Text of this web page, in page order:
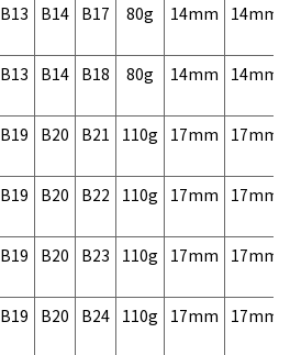
B13 B14 B17 80g 14mm 14mm
B13 B14 B18 80g 14mm 14mm
B19 B20 B21 110g 17mm 17mm
B19 B20 B22 110g 17mm 17mm
B19 B20 B23 110g 17mm 17mm
B19 B20 B24 110g 17mm 17mm